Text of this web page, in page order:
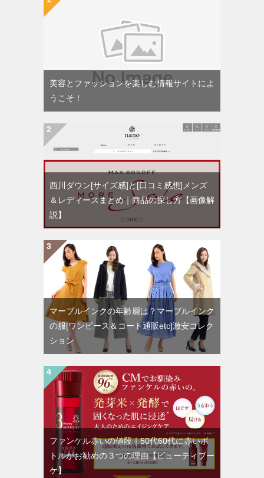
美容とファッションを楽しむ情報サイトによ
うこそ！
西川ダウン[サイズ感]と[口コミ感想]メンズ
＆レディースまとめ｜商品の探し方【画像解
説】
マーブルインクの年齢層は？マーブルインク
の服[ワンピース＆コート通販etc]激安コレク
ション
ファンケル赤いの値段｜50代60代に赤いボ
トルがお勧めの３つの理由【ビューティブー
ケ】